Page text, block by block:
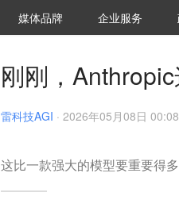
媒体品牌 36Kr研究院
企业服务
刚刚，
雷科技AGI · 2026年05月08日 00:08
这比一款强大的模型要重要得多